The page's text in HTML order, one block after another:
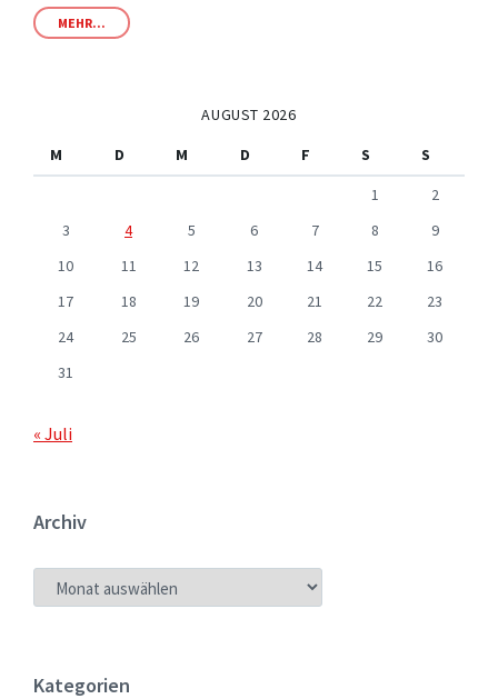
MEHR...
AUGUST 2026
M
D M D F S
S
1
2
3
4 5 6 7 8
9
10
11 12 13 14 15
16
17
18 19 20 21 22
23
24
25 26 27 28 29
30
31
« Juli
Archiv
ARCHIV
Kategorien